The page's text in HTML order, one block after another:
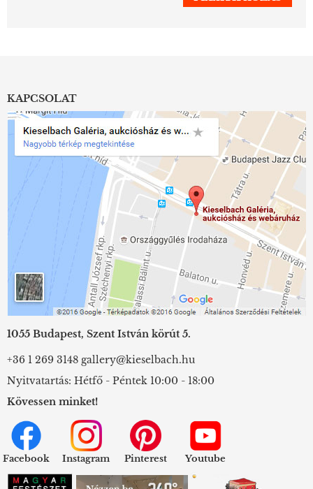
KAPCSOLAT
1055 Budapest, Szent István körút 5.
+36 1 269 3148 gallery@kieselbach.hu
Nyitvatartás: Hétfő - Péntek 10:00 - 18:00
Kövessen minket!
Facebook Instagram Pinterest Youtube